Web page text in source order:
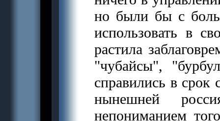
но были бы с
использовать в
растила
"чубайсы",
справились в срок
нынешней
непониманием